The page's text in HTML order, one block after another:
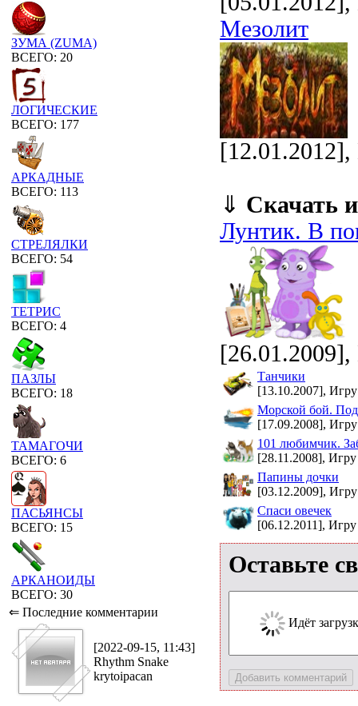
ЗУМА (ZUMA)
ВСЕГО: 20
ЛОГИЧЕСКИЕ
ВСЕГО: 177
АРКАДНЫЕ
ВСЕГО: 113
СТРЕЛЯЛКИ
ВСЕГО: 54
ТЕТРИС
ВСЕГО: 4
ПАЗЛЫ
ВСЕГО: 18
ТАМАГОЧИ
ВСЕГО: 6
ПАСЬЯНСЫ
ВСЕГО: 15
АРКАНОИДЫ
ВСЕГО: 30
⇐ Последние комментарии
[2022-09-15, 11:43]
Rhythm Snake
krytoipacan
Мезолит
[12.01.2012],
⇓ Скачать
Лунтик. В
[26.01.2009],
Танчики
[13.10.2007],
Морской бой.
[17.09.2008],
101 любимчик.
[28.11.2008],
Папины дочки
[03.12.2009],
Спаси овечек
[06.12.2011],
Оставьте
Идёт